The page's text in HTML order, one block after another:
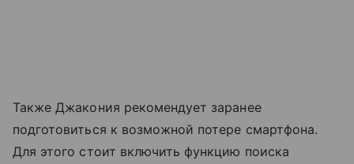
Также Джакония рекомендует заранее
подготовиться к возможной потере смартфона.
Для этого стоит включить функцию поиска